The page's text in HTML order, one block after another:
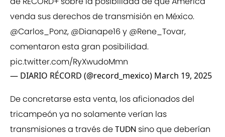
venda sus derechos de transmisión en México.
@Carlos_Ponz, @Dianape16 y @Rene_Tovar,
comentaron esta gran posibilidad.
pic.twitter.com/RyXwudoMmn
— DIARIO RÉCORD (@record_mexico) March 19, 2025
De concretarse esta venta, los aficionados del
tricampeón ya no solamente verían las
transmisiones a través deTUDN sino que deberían